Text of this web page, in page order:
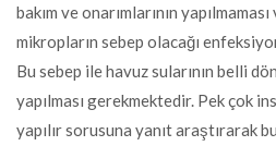
bakım ve onarımlarının
mikropların sebep olacağı
Bu sebep ile havuz sularının belli
yapılması gerekmektedir. Pek çok
yapılır sorusuna yanıt araştırarak